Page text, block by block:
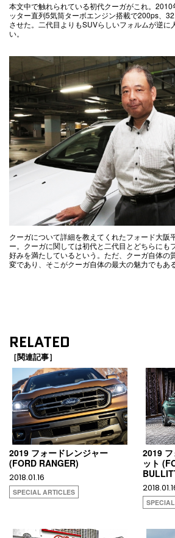
本文中で触れられている初代クーガがこれ。2010
ッター直列5気筒ターボエンジン搭載で200ps、
させた。二代目よりもSUVらしいフォルムが逆に
い。
クーガについて詳細を教えてくれたフォード大阪
ー。クーガに関しては初代と二代目とどちらにも
好みを満たしているという。ただ、クーガ自体の
変であり、そこがクーガ自体の最大の魅力でもあ
RELATED
［関連記事］
2019 フォードレンジャー
(FORD RANGER)
2018.01.16
SPECIAL ARTICLES
2019 フ
ット